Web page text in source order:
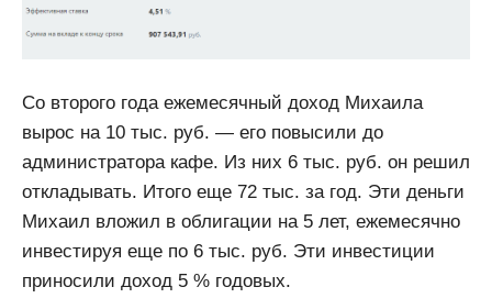
Со второго года ежемесячный доход Михаила
вырос на 10 тыс. руб. ― его повысили до
администратора кафе. Из них 6 тыс. руб. он решил
откладывать. Итого еще 72 тыс. за год. Эти деньги
Михаил вложил в облигации на 5 лет, ежемесячно
инвестируя еще по 6 тыс. руб. Эти инвестиции
приносили доход 5 % годовых.